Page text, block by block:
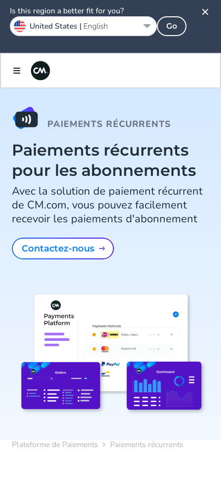
PAIEMENTS RÉCURRENTS
Paiements récurrents
pour les abonnements
Avec la solution de paiement récurrent
de CM.com, vous pouvez facilement
recevoir les paiements d'abonnement
Contactez-nous
Plateforme de Paiements Paiements récurrents
Is this region a better fit for you?
United States | English Go